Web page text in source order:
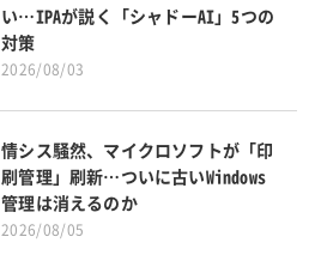
い…IPAが説く「シャドーAI」5つの
対策
2026/08/03
情シス騒然、マイクロソフトが「印
刷管理」刷新…ついに古いWindows
管理は消えるのか
2026/08/05